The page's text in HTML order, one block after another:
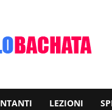
LEZIONI